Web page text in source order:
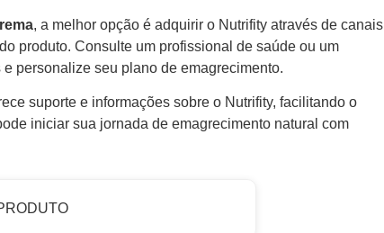
, a melhor opção é adquirir o Nutrifity através de canais
produto. Consulte um profissional de saúde ou um
personalize seu plano de emagrecimento.
suporte e informações sobre o Nutrifity, facilitando o
iniciar sua jornada de emagrecimento natural com